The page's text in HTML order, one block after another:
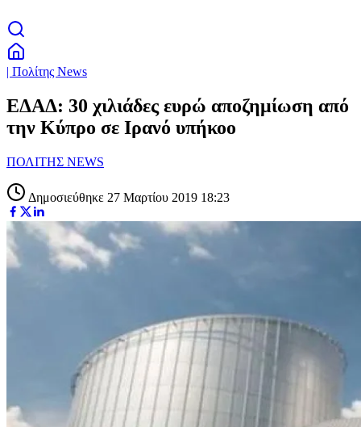
| Πολίτης News
ΕΔΑΔ: 30 χιλιάδες ευρώ αποζημίωση από
την Κύπρο σε Ιρανό υπήκοο
ΠΟΛΙΤΗΣ NEWS
Δημοσιεύθηκε 27 Μαρτίου 2019 18:23